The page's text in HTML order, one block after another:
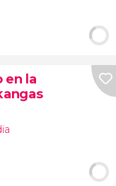
en la